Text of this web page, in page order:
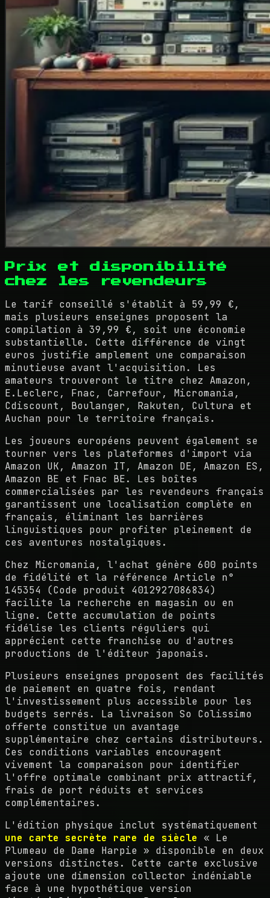
Prix et disponibilité
chez les revendeurs
Le tarif conseillé s'établit à 59,99 €,
mais plusieurs enseignes proposent la
compilation à 39,99 €, soit une économie
substantielle. Cette différence de vingt
euros justifie amplement une comparaison
minutieuse avant l'acquisition. Les
amateurs trouveront le titre chez Amazon,
E.Leclerc, Fnac, Carrefour, Micromania,
Cdiscount, Boulanger, Rakuten, Cultura et
Auchan pour le territoire français.
Les joueurs européens peuvent également se
tourner vers les plateformes d'import via
Amazon UK, Amazon IT, Amazon DE, Amazon ES,
Amazon BE et Fnac BE. Les boîtes
commercialisées par les revendeurs français
garantissent une localisation complète en
français, éliminant les barrières
linguistiques pour profiter pleinement de
ces aventures nostalgiques.
Chez Micromania, l'achat génère 600 points
de fidélité et la référence Article n°
145354 (Code produit 4012927086834)
facilite la recherche en magasin ou en
ligne. Cette accumulation de points
fidélise les clients réguliers qui
apprécient cette franchise ou d'autres
productions de l'éditeur japonais.
Plusieurs enseignes proposent des facilités
de paiement en quatre fois, rendant
l'investissement plus accessible pour les
budgets serrés. La livraison So Colissimo
offerte constitue un avantage
supplémentaire chez certains distributeurs.
Ces conditions variables encouragent
vivement la comparaison pour identifier
l'offre optimale combinant prix attractif,
frais de port réduits et services
complémentaires.
L'édition physique inclut systématiquement
une carte secrète rare de siècle « Le
Plumeau de Dame Harpie » disponible en deux
versions distinctes. Cette carte exclusive
ajoute une dimension collector indéniable
face à une hypothétique version